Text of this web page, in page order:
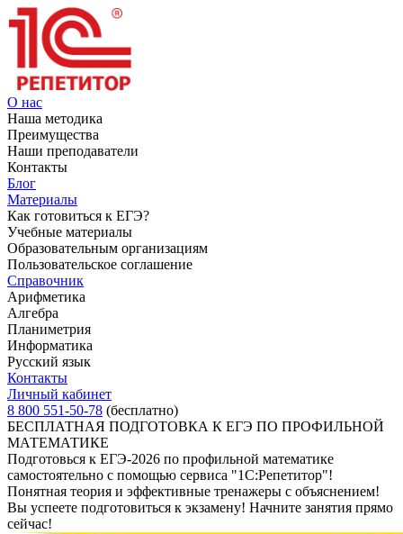
О нас
Наша методика
Преимущества
Наши преподаватели
Контакты
Блог
Материалы
Как готовиться к ЕГЭ?
Учебные материалы
Образовательным организациям
Пользовательское соглашение
Справочник
Арифметика
Алгебра
Планиметрия
Информатика
Русский язык
Контакты
Личный кабинет
8 800 551-50-78 (бесплатно)
БЕСПЛАТНАЯ ПОДГОТОВКА К ЕГЭ ПО ПРОФИЛЬНОЙ
МАТЕМАТИКЕ
Подготовься к ЕГЭ-2026 по профильной математике
самостоятельно с помощью сервиса "1С:Репетитор"!
Понятная теория и эффективные тренажеры с объяснением!
Вы успеете подготовиться к экзамену! Начните занятия прямо
сейчас!